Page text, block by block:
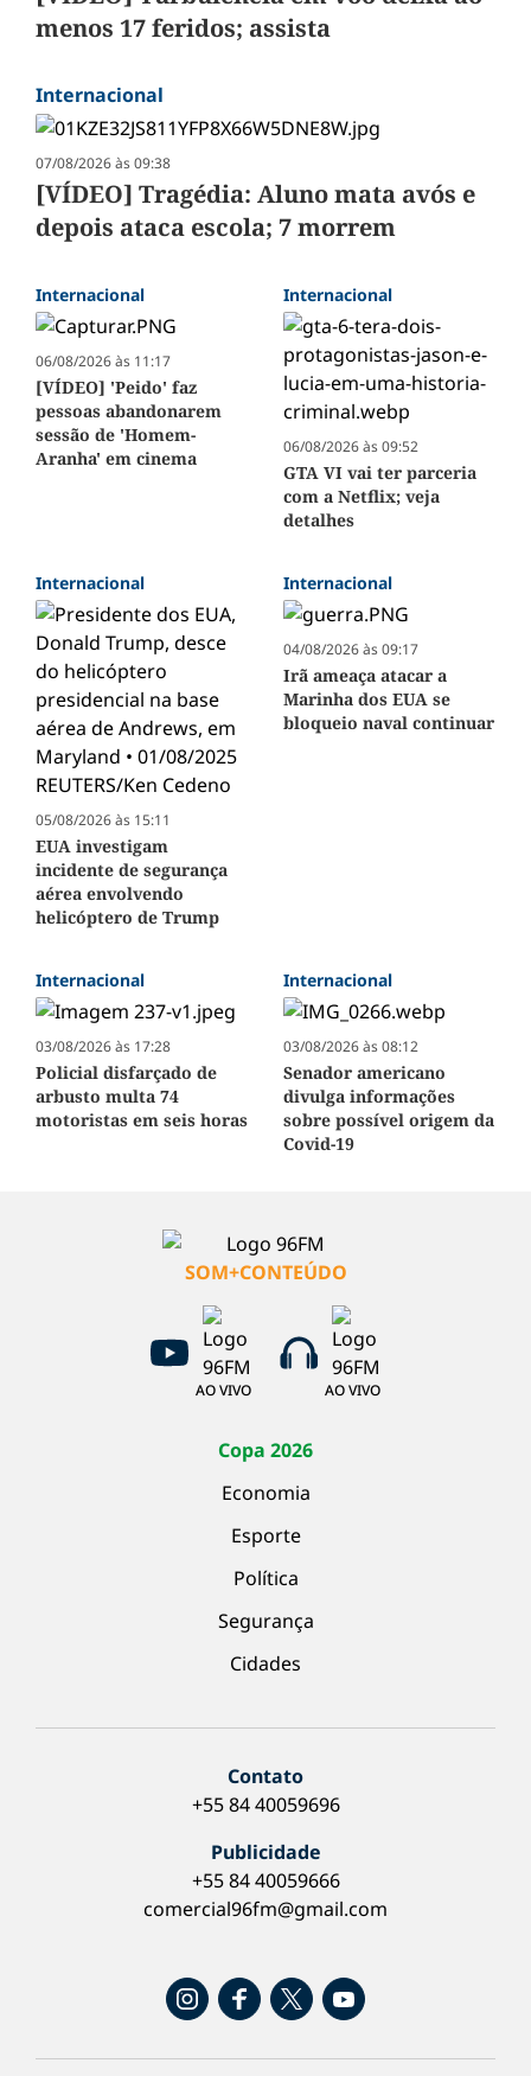
menos 17 feridos; assista
Internacional
07/08/2026 às 09:38
[VÍDEO] Tragédia: Aluno mata avós e
depois ataca escola; 7 morrem
Internacional
06/08/2026 às 11:17
[VÍDEO] 'Peido' faz
pessoas abandonarem
sessão de 'Homem-
Aranha' em cinema
Internacional
06/08/2026 às 09:52
GTA VI vai ter parceria
com a Netflix; veja
detalhes
Internacional
05/08/2026 às 15:11
EUA investigam
incidente de segurança
aérea envolvendo
helicóptero de Trump
Internacional
04/08/2026 às 09:17
Irã ameaça atacar a
Marinha dos EUA se
bloqueio naval continuar
Internacional
03/08/2026 às 17:28
Policial disfarçado de
arbusto multa 74
motoristas em seis horas
Internacional
03/08/2026 às 08:12
Senador americano
divulga informações
sobre possível origem da
Covid-19
SOM+CONTEÚDO
AO VIVO AO VIVO
Copa 2026
Economia
Esporte
Política
Segurança
Cidades
Contato
+55 84 40059696
Publicidade
+55 84 40059666
comercial96fm@gmail.com